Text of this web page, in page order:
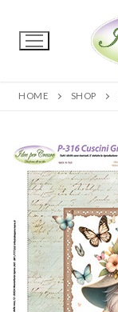
HOME SHOP